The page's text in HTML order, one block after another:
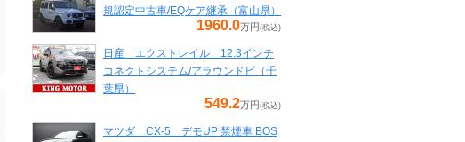
規認定中古車/EQケア継承（富山県）
1960.0万円(税込)
日産 エクストレイル 12.3インチ
コネクトシステム/アラウンドビ（千
葉県）
549.2万円(税込)
マツダ CX-5 デモUP 禁煙車 BOS